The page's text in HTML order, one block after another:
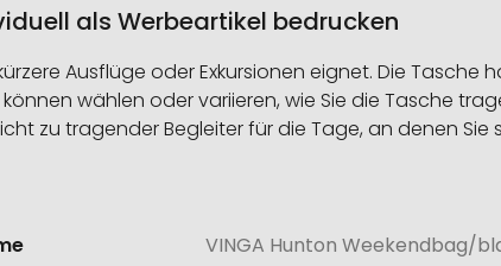
als Werbeartikel bedrucken
Ausflüge oder Exkursionen eignet. Die Tasche
wählen oder variieren, wie Sie die Tasche
zu tragender Begleiter für die Tage, an denen
VINGA Hunton Weekendbag/